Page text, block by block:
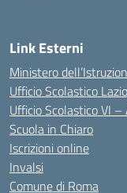
Link Esterni
Ministero
Ufficio Scolastico Lazio
Ufficio Scolastico VI
Scuola in Chiaro
Iscrizioni online
Invalsi
Comune di Roma